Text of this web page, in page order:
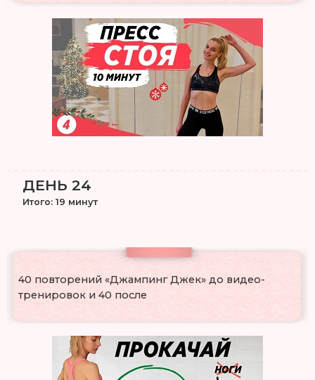
40 повторений «Джампинг Джек» до видео-
тренировок и 40 после
ДЕНЬ 24
Итого: 19 минут